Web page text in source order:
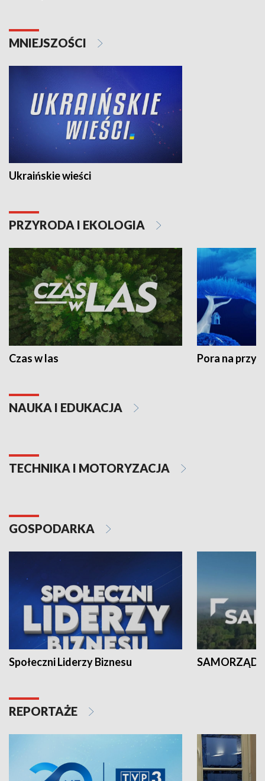
MNIEJSZOŚCI
Ukraińskie wieści
PRZYRODA I EKOLOGIA
Czas w las Pora na
NAUKA I EDUKACJA
TECHNIKA I MOTORYZACJA
GOSPODARKA
Społeczni Liderzy Biznesu SAMORZĄD
REPORTAŻE